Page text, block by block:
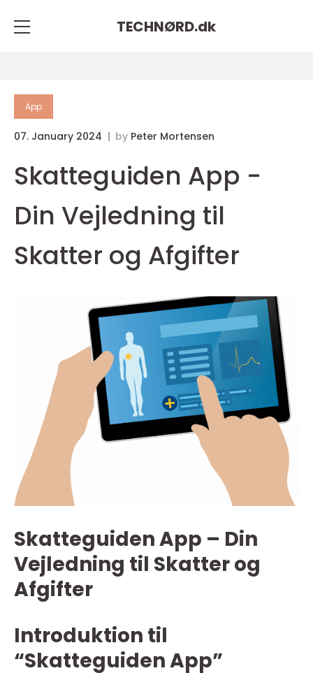
TECHNØRD.dk
App
07. January 2024 by Peter Mortensen
Skatteguiden App -
Din Vejledning til
Skatter og Afgifter
Skatteguiden App – Din
Vejledning til Skatter og
Afgifter
Introduktion til
“Skatteguiden App”